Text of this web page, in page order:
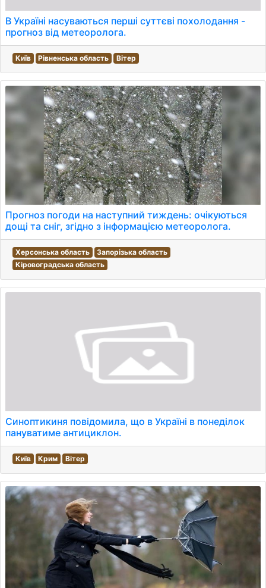
В Україні насуваються перші суттєві похолодання -
прогноз від метеоролога.
Київ Рівненська область Вітер
Прогноз погоди на наступний тиждень: очікуються
дощі та сніг, згідно з інформацією метеоролога.
Херсонська область
Запорізька область
Кіровоградська область
Синоптикиня повідомила, що в Україні в понеділок
пануватиме антициклон.
Київ Крим Вітер